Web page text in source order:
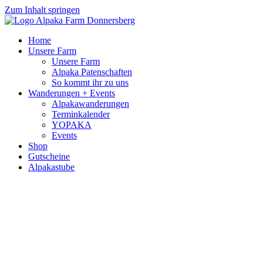
Zum Inhalt springen
Home
Unsere Farm
Unsere Farm
Alpaka Patenschaften
So kommt ihr zu uns
Wanderungen + Events
Alpakawanderungen
Terminkalender
YOPAKA
Events
Shop
Gutscheine
Alpakastube